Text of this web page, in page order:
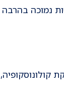
נמוכה בהרבה